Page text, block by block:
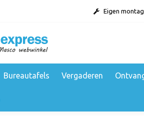
Eigen
Bureautafels Vergaderen